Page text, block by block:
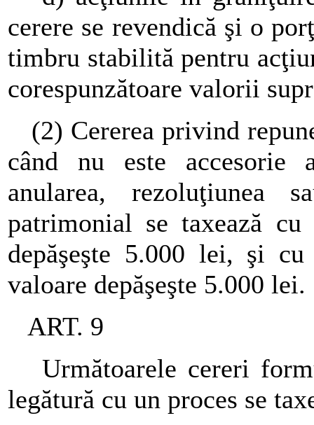
cerere se revendică şi o
timbru stabilită pentru
corespunzătoare valorii
(2) Cererea privind
când nu este accesorie
anularea, rezoluţiunea
patrimonial se taxează
depăşeşte 5.000 lei, şi
valoare depăşeşte 5.000 lei.
ART. 9
Următoarele cereri
legătură cu un proces se